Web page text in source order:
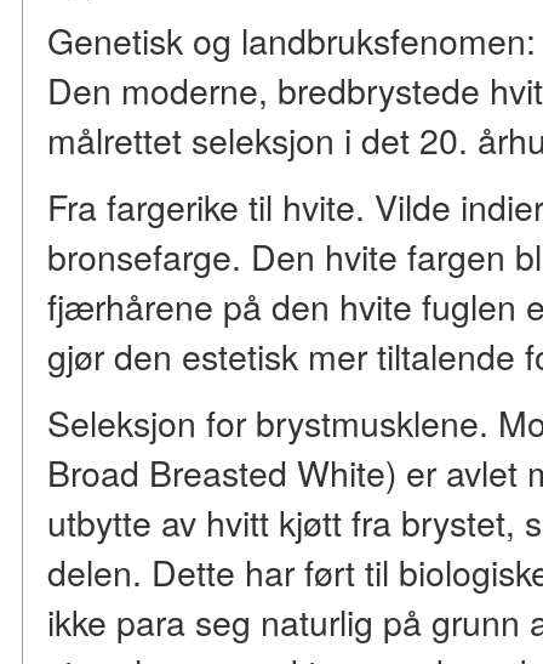
Genetisk og
Den moderne, bredbrystede
målrettet seleksjon i det 20.
Fra fargerike til hvite. Vilde
bronsefarge. Den hvite fargen
fjærhårene på den hvite fuglen
gjør den estetisk mer tiltalende
Seleksjon for brystmusklene.
Broad Breasted White) er avlet
utbytte av hvitt kjøtt fra brystet,
delen. Dette har ført til
ikke para seg naturlig på grunn